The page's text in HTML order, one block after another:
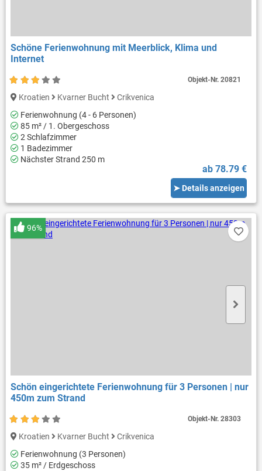
Schöne Ferienwohnung mit Meerblick, Klima und
Internet
Kroatien Kvarner Bucht
Crikvenica
Ferienwohnung (4 - 6 Personen)
85 m² / 1. Obergeschoss
2 Schlafzimmer
1 Badezimmer
Nächster Strand 250 m
ab 78.79 €
➤ Details anzeigen
Objekt-Nr.20821
Schön eingerichtete Ferienwohnung für 3 Personen | nur
450m zum Strand
96%
Kroatien Kvarner Bucht
Crikvenica
Ferienwohnung (3 Personen)
35 m² / Erdgeschoss
Objekt-Nr.28303